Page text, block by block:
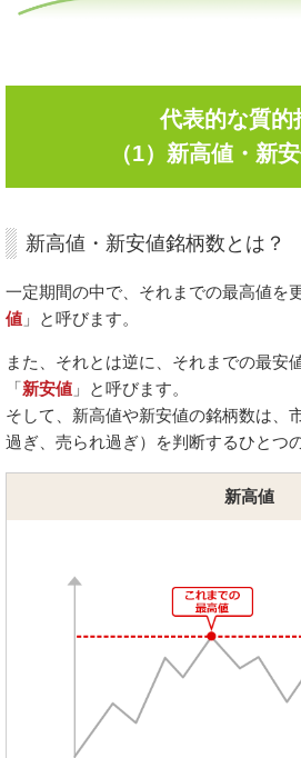
代表的な質的
（1）新高値・新
新高値・新安値銘柄数とは？
一定期間の中で、それまでの最高値を
値 」と呼びます。
また、それとは逆に、それまでの最安
「新安値 」と呼びます。
そして、新高値や新安値の銘柄数は、
過ぎ、売られ過ぎ）を判断するひとつ
新高値